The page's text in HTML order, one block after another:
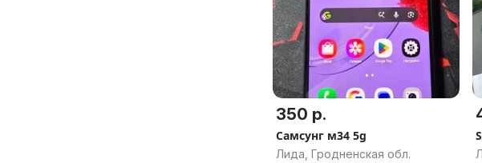
350 р.
Самсунг м34 5g
Лида, Гродненская обл.